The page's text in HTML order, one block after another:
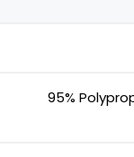
95%